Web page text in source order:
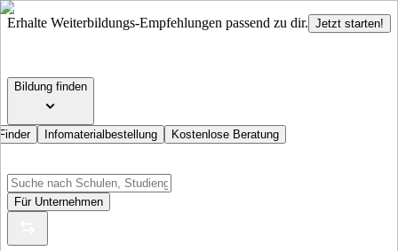
Erhalte Weiterbildungs-Empfehlungen passend zu dir. Jetzt starten!
Bildung finden
Infomaterialbestellung Kostenlose Beratung
Für Unternehmen